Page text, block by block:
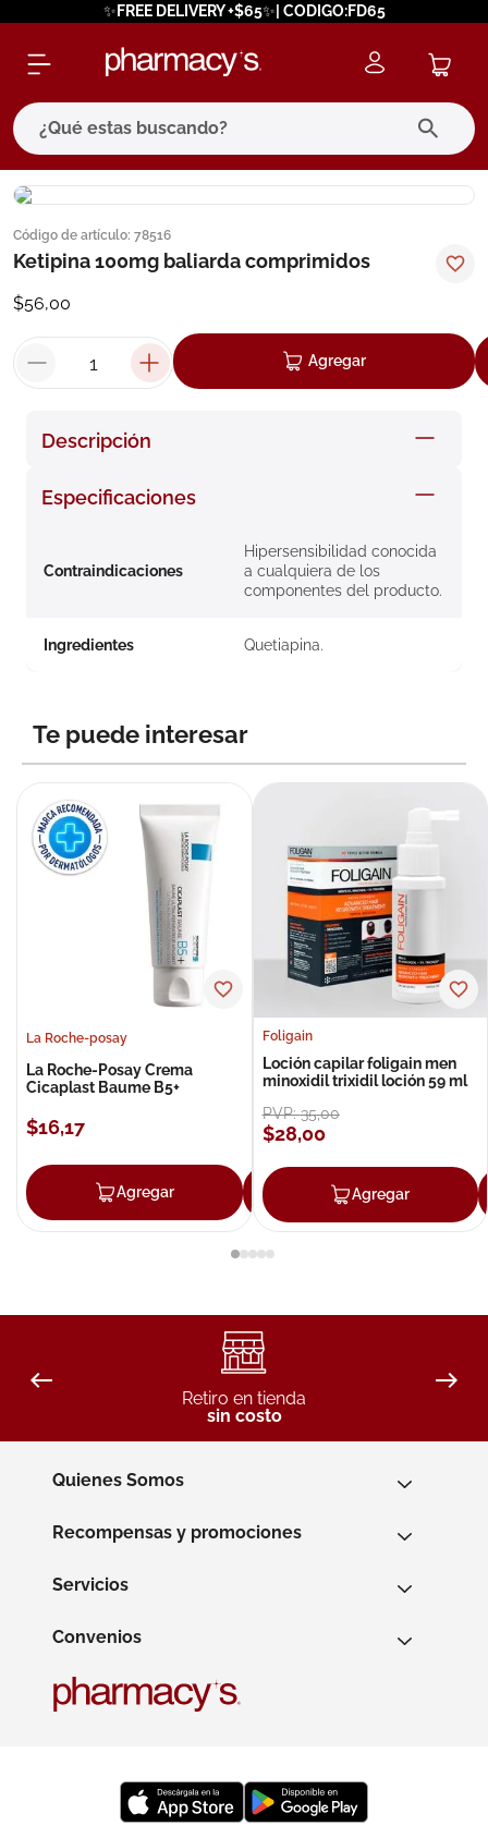
✨FREE DELIVERY +$65✨| CODIGO:FD65
¿Qué estas buscando?
Código de artículo: 78516
Ketipina 100mg baliarda comprimidos
$56,00
Agregar
Descripción
Especificaciones
Contraindicaciones
Hipersensibilidad conocida
a cualquiera de los
componentes del producto.
Ingredientes Quetiapina.
Te puede interesar
La Roche-posay
La Roche-Posay Crema
Cicaplast Baume B5+
$16,17
Agregar Agregar
Foligain
Loción capilar foligain men
minoxidil trixidil loción 59 ml
PVP:35,00
$28,00
Agregar
Retiro en tienda
sin costo
Quienes Somos
Recompensas y promociones
Servicios
Convenios
términos más buscados
1. eucerin
pilexil
5. cerave
6 degraler
8. roche posay